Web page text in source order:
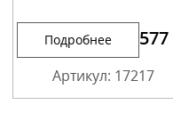
Подробнее 577
Артикул: 17217